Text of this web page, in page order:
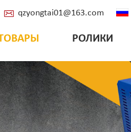
qzyongtai01@163.com
РОЛИКИ